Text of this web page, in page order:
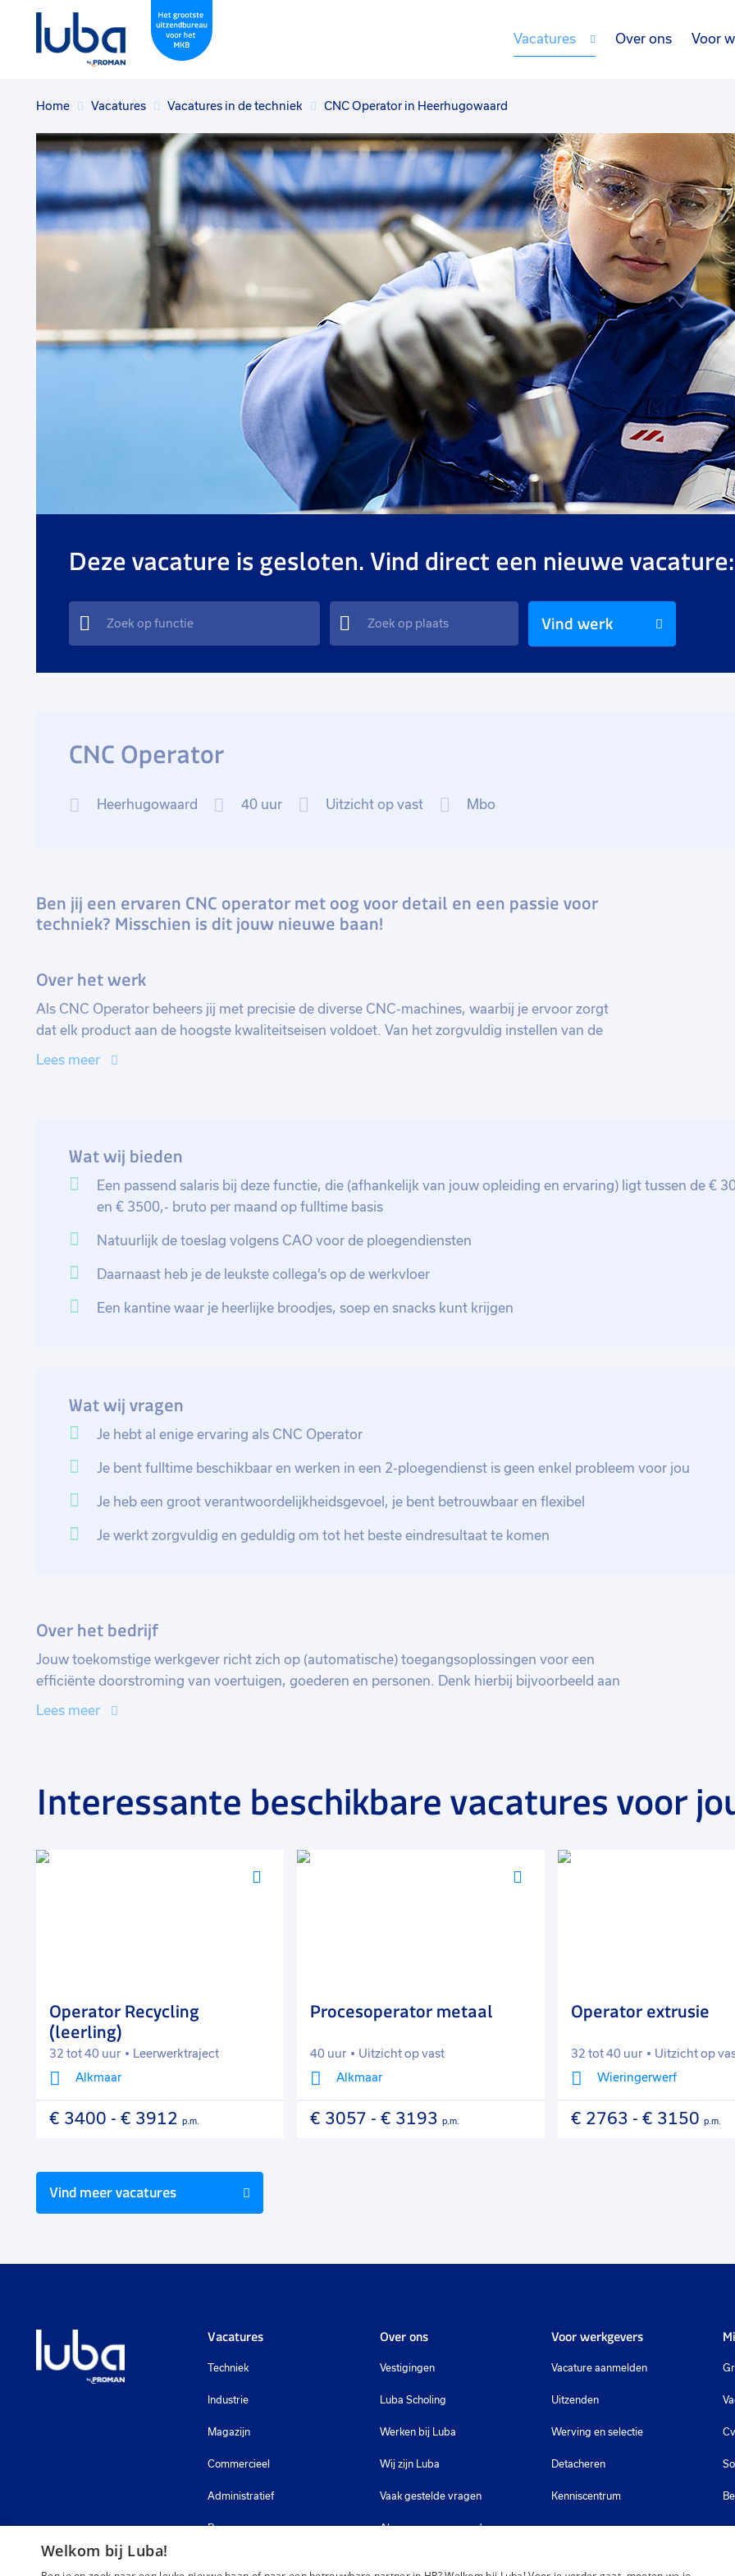
Vacatures Over ons Voor
Home Vacatures Vacatures in de techniek CNC Operator in Heerhugowaard
Deze vacature is gesloten. Vind direct een nieuwe vacature:
Vind werk
CNC Operator
Heerhugowaard 40 uur Uitzicht op vast Mbo
Ben jij een ervaren CNC operator met oog voor detail en een passie voor
techniek? Misschien is dit jouw nieuwe baan!
Over het werk
Als CNC Operator beheers jij met precisie de diverse CNC-machines, waarbij je ervoor zorgt
dat elk product aan de hoogste kwaliteitseisen voldoet. Van het zorgvuldig instellen van de
machines volgens technische tekeningen tot het uitvoeren van kleine aanpassingen in de
productieprocessen nog efficiënter te maken.
Kortom, als CNC operator ben je verantwoordelijk voor: het instellen en bedienen van CNC-
dagelijks onderhoud van de machines en het bedenken van verbeteringen.
Lees meer
Wat wij bieden
Een passend salaris bij deze functie, die (afhankelijk van jouw opleiding en ervaring) ligt tussen de €
en € 3500,- bruto per maand op fulltime basis
Natuurlijk de toeslag volgens CAO voor de ploegendiensten
Daarnaast heb je de leukste collega’s op de werkvloer
Een kantine waar je heerlijke broodjes, soep en snacks kunt krijgen
Wat wij vragen
Je hebt al enige ervaring als CNC Operator
Je bent fulltime beschikbaar en werken in een 2-ploegendienst is geen enkel probleem voor jou
Je heb een groot verantwoordelijkheidsgevoel, je bent betrouwbaar en flexibel
Je werkt zorgvuldig en geduldig om tot het beste eindresultaat te komen
Over het bedrijf
Jouw toekomstige werkgever richt zich op (automatische) toegangsoplossingen voor een
efficiënte doorstroming van voertuigen, goederen en personen. Denk hierbij bijvoorbeeld aan
automatische industriële tussendeuren, persoonsdeuren en laad- en los oplossingen. De
Wil je meer weten over deze vacature, stuur een WhatsApp berichtje naar 06-22968219 of bel
Lees meer
Interessante beschikbare vacatures voor
Operator Recycling
(leerling)
32 tot 40 uur
Leerwerktraject
Alkmaar
€ 3400 - € 3912 p.m.
Procesoperator metaal
40 uur
Uitzicht op vast
Alkmaar
€ 3057 - € 3193 p.m.
Operator extrusie
32 tot 40 uur
Uitzicht op
Wieringerwerf
€ 2763 - € 3150 p.m.
Vind meer vacatures
Vacatures
Techniek
Industrie
Magazijn
Commercieel
Administratief
Bouw
Over ons
Vestigingen
Luba Scholing
Werken bij Luba
Wij zijn Luba
Vaak gestelde vragen
Algemene voorwaarden
Voor werkgevers
Vacature aanmelden
Uitzenden
Werving en selectie
Detacheren
Kenniscentrum
Welkom bij Luba!